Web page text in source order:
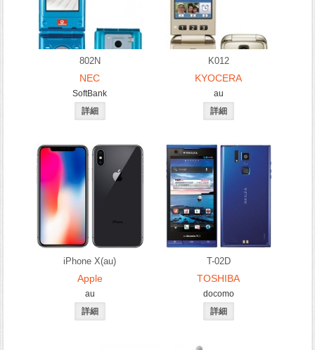
802N
NEC
SoftBank
K012
KYOCERA
au
iPhone X(au)
Apple
au
T-02D
TOSHIBA
docomo